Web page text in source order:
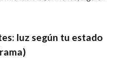
luz según tu estado